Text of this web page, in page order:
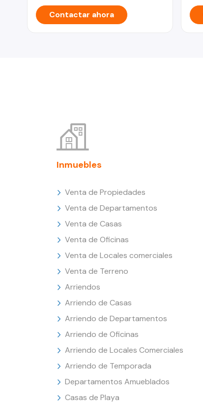
Contactar ahora
Inmuebles
Venta de Propiedades
Venta de Departamentos
Venta de Casas
Venta de Oficinas
Venta de Locales comerciales
Venta de Terreno
Arriendos
Arriendo de Casas
Arriendo de Departamentos
Arriendo de Oficinas
Arriendo de Locales Comerciales
Arriendo de Temporada
Departamentos Amueblados
Casas de Playa